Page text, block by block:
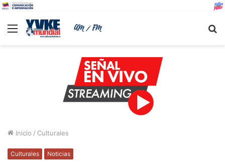
Menu
Inicio / Culturales
Culturales Noticias